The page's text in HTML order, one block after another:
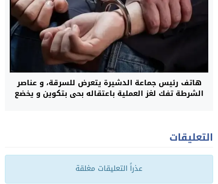
هاتف رئيس جماعة الدشيرة يتعرض للسرقة، و عناصر
الشرطة تفك لغز العملية باعتقاله بحي بتكوين و يخضع
التعليقات
عذراً التعليقات مغلقة